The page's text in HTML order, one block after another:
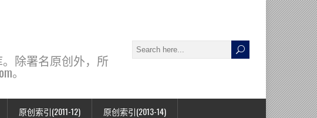
。除署名原创外，所
。
原创索引(2011-12) 原创索引(2013-14)